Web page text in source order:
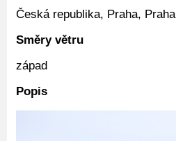
Česká republika, Praha, Praha
Směry větru
západ
Popis